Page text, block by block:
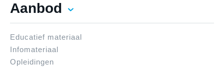
Aanbod
Educatief materiaal
Infomateriaal
Opleidingen